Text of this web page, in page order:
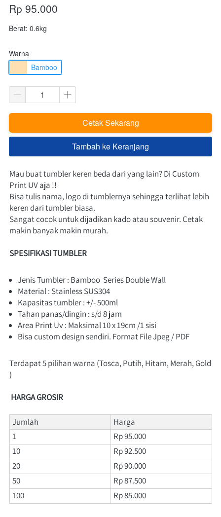
Rp 95.000
Berat: 0.6kg
Warna
Bamboo
`
Cetak Sekarang
`
Tambah ke Keranjang
Mau buat tumbler keren beda dari yang lain? Di Custom
Print UV aja !!
Bisa tulis nama, logo di tumblernya sehingga terlihat lebih
keren dari tumbler biasa.
Sangat cocok untuk dijadikan kado atau souvenir. Cetak
makin banyak makin murah.
SPESIFIKASI TUMBLER
Jenis Tumbler : Bamboo  Series Double Wall
Material : Stainless SUS304
Kapasitas tumbler : +/- 500ml
Tahan panas/dingin : s/d 8 jam
Area Print Uv : Maksimal 10 x 19cm /1 sisi
Bisa custom design sendiri. Format File Jpeg / PDF
Terdapat 5 pilihan warna (Tosca, Putih, Hitam, Merah, Gold
)
HARGA GROSIR
Jumlah
Harga
1
Rp 95.000
10
Rp 92.500
20
Rp 90.000
50
Rp 87.500
100
Rp 85.000